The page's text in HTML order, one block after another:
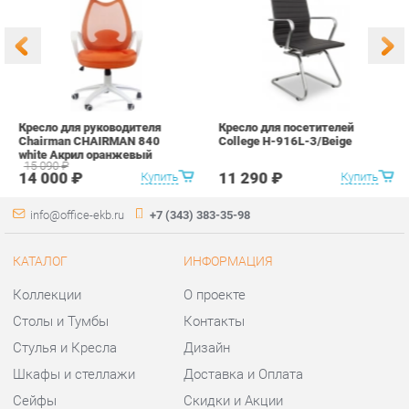
info@office-ekb.ru
Коллекции
Столы и Тумбы
Стулья и Кресла
Шкафы и стеллажи
Офисная мебель
Хранение инструментов
Контакты
Доставка и Оплата
Политика
Гарантия
ГОРОДА
Весь мир
Екатеринбург
Шоурум и склад самовывоза
Адрес: г.Екатеринбург,